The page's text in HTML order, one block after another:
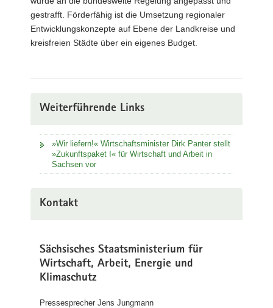
gestrafft. Förderfähig ist die Umsetzung regionaler
Entwicklungskonzepte auf Ebene der Landkreise und
kreisfreien Städte über ein eigenes Budget.
Weiterführende Links
»Wir liefern!« Wirtschaftsminister Dirk Panter stellt
»Zukunftspaket I« für Wirtschaft und Arbeit in
Sachsen vor
Kontakt
Sächsisches Staatsministerium für
Wirtschaft, Arbeit, Energie und
Klimaschutz
Pressesprecher Jens Jungmann